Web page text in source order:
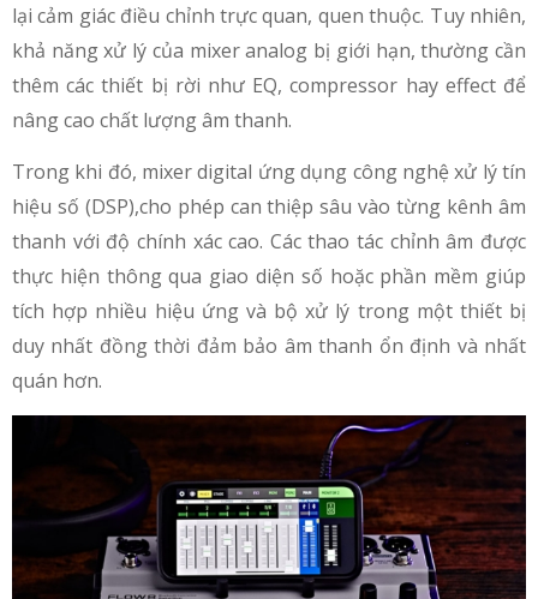
lại cảm giác điều chỉnh trực quan, quen thuộc. Tuy nhiên,
khả năng xử lý của mixer analog bị giới hạn, thường cần
thêm các thiết bị rời như EQ, compressor hay effect để
nâng cao chất lượng âm thanh.
Trong khi đó, mixer digital ứng dụng công nghệ xử lý tín
hiệu số (DSP),cho phép can thiệp sâu vào từng kênh âm
thanh với độ chính xác cao. Các thao tác chỉnh âm được
thực hiện thông qua giao diện số hoặc phần mềm giúp
tích hợp nhiều hiệu ứng và bộ xử lý trong một thiết bị
duy nhất đồng thời đảm bảo âm thanh ổn định và nhất
quán hơn.